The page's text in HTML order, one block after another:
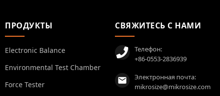
ПРОДУКТЫ
Electronic Balance
Environmental Test Chamber
Force Tester
СВЯЖИТЕСЬ С НАМИ
Телефон:
+86-0553-2836939
Электронная почта:
mikrosize@mikrosize.com